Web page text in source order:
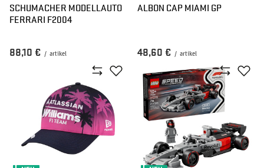
SCHUMACHER MODELLAUTO
FERRARI F2004
88,10 € / artikel
ALBON CAP MIAMI GP
48,60 € / artikel